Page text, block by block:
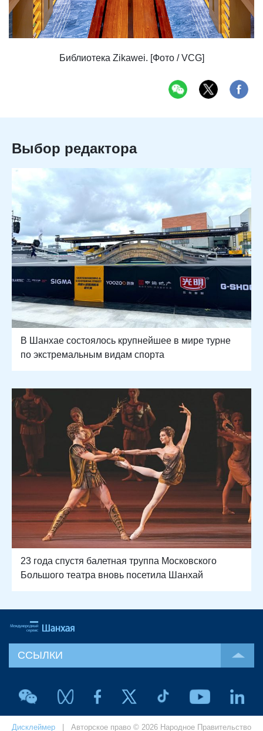
Библиотека Zikawei. [Фото / VCG]
Выбор редактора
В Шанхае состоялось крупнейшее в мире турне
по экстремальным видам спорта
23 года спустя балетная труппа Московского
Большого театра вновь посетила Шанхай
ССЫЛКИ
Дисклеймер | Авторское право © 2026 Народное Правительство